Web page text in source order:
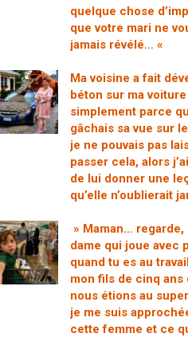
quelque chose
que votre mari ne
jamais révélé… «
Ma voisine a fait
béton sur ma voiture
simplement parce
gâchais sa vue sur
je ne pouvais pas
passer cela, alors
de lui donner une
qu’elle n’oublierait
» Maman… regarde,
dame qui joue avec
quand tu es au
mon fils de cinq ans
nous étions au
je me suis
cette femme et ce